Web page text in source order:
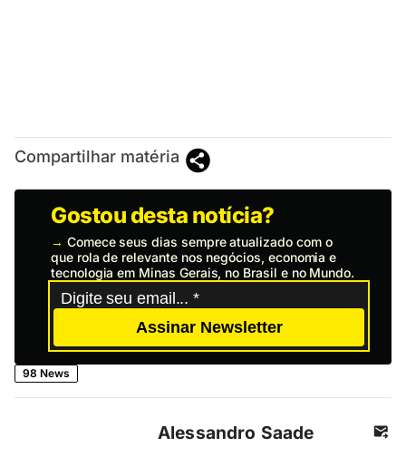
Compartilhar matéria
Gostou desta notícia?
→ Comece seus dias sempre atualizado com o
que rola de relevante nos negócios, economia e
tecnologia em Minas Gerais, no Brasil e no Mundo.
Assinar Newsletter
98 News
Alessandro Saade